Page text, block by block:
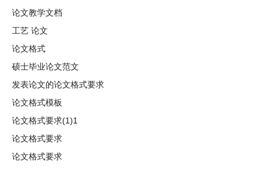
论文教学文档
工艺 论文
论文格式
硕士毕业论文范文
发表论文的论文格式要求
论文格式模板
论文格式要求(1)1
论文格式要求
论文格式要求